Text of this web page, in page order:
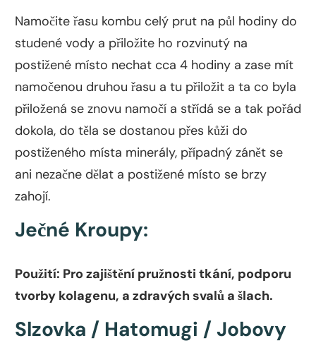
Namočite řasu kombu celý prut na půl hodiny do
studené vody a přiložite ho rozvinutý na
postižené místo nechat cca 4 hodiny a zase mít
namočenou druhou řasu a tu přiložit a ta co byla
přiložená se znovu namočí a střídá se a tak pořád
dokola, do těla se dostanou přes kůži do
postiženého místa minerály, případný zánět se
ani nezačne dělat a postižené místo se brzy
zahojí.
Ječné Kroupy:
Použití: Pro zajištění pružnosti tkání, podporu
tvorby kolagenu, a zdravých svalů a šlach.
Slzovka / Hatomugi / Jobovy